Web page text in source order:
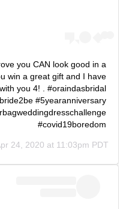
you CAN look good in a
win a great gift and I have
you 4! . #oraindasbridal
#5yearanniversary
#covid19boredom
24, 2020 at 11:03pm PDT